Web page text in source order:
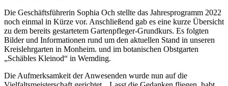
Die Geschäftsführerin Sophia Och stellte das Jahresprogramm 2022
noch einmal in Kürze vor. Anschließend gab es eine kurze Übersicht
zu dem bereits gestartetem Gartenpfleger-Grundkurs. Es folgten
Bilder und Informationen rund um den aktuellen Stand in unseren
Kreislehrgarten in Monheim. und im botanischen Obstgarten
„Schäbles Kleinod“ in Wemding.
Die Aufmerksamkeit der Anwesenden wurde nun auf die